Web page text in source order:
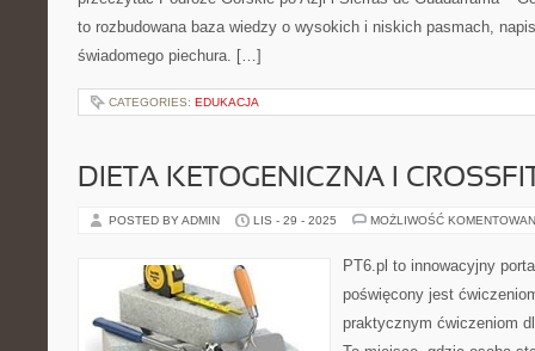
to rozbudowana baza wiedzy o wysokich i niskich pasmach,
świadomego piechura. […]
CATEGORIES: EDUKACJA
DIETA KETOGENICZNA I
POSTED BY ADMIN LIS - 29 - 2025 MOŻLIWOŚĆ
PT6.pl to innowacyjny
poświęcony jest
praktycznym ćwiczeniom